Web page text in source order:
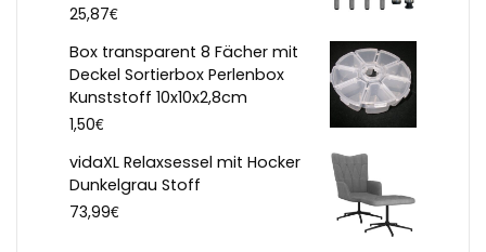
25,87€
Box transparent 8 Fächer mit
Deckel Sortierbox Perlenbox
Kunststoff 10x10x2,8cm
1,50€
vidaXL Relaxsessel mit Hocker
Dunkelgrau Stoff
73,99€